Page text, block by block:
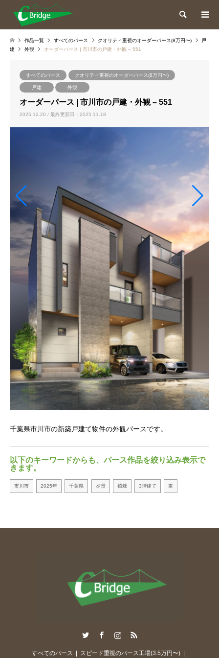
検索
作品一覧 すべてのパース クオリティ重視のオーダーパース(8万円〜)
戸
建
外観 オーダーパース | 市川市の戸建・外観 – 551
すべてのパース クオリティ重視のオーダーパース(8万円〜)
戸建 外観
オーダーパース | 市川市の戸建・外観 – 551
2025.12.20 / 最終更新日：2025.11.18
千葉県市川市の新築戸建て物件の外観パースです。
以下のキーワードからも、パース作品を絞り込み表示で
きます。
市川市 2025年 千葉県 夕景 植栽 3階建て 車
RSS
すべてのパース スピード重視のパース工場(3.5万円〜)